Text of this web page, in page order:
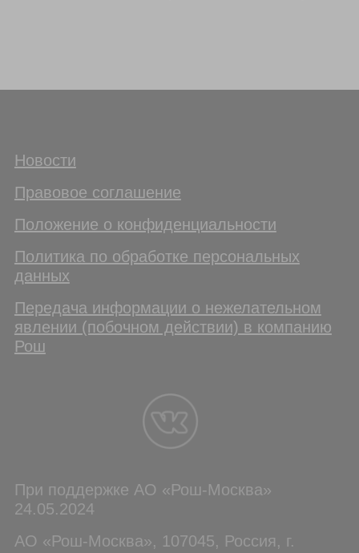
Новости
Правовое соглашение
Положение о конфиденциальности
Политика по обработке персональных
данных
Передача информации о нежелательном
явлении (побочном действии) в компанию
Рош
При поддержке АО «Рош-Москва»
24.05.2024
АО «Рош-Москва», 107045, Россия, г.